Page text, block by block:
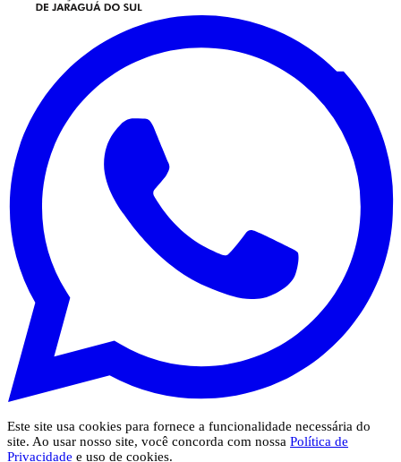
Este site usa cookies para fornece a funcionalidade necessária do
site. Ao usar nosso site, você concorda com nossa Política de
Privacidade e uso de cookies.